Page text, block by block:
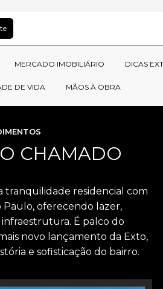
MERCADO IMOBILIÁRIO DICAS
DE VIDA MÃOS À OBRA
tranquilidade residencial com
Paulo, oferecendo lazer,
É palco do
novo lançamento da Exto,
e sofisticação do bairro.
CHAMADO